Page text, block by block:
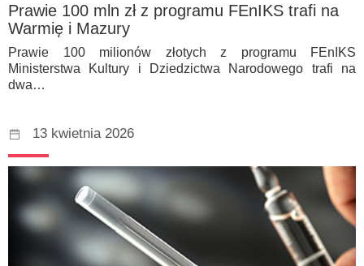
Prawie 100 mln zł z programu FEnIKS trafi na
Warmię i Mazury
Prawie 100 milionów złotych z programu FEnIKS
Ministerstwa Kultury i Dziedzictwa Narodowego trafi na
dwa…
13 kwietnia 2026